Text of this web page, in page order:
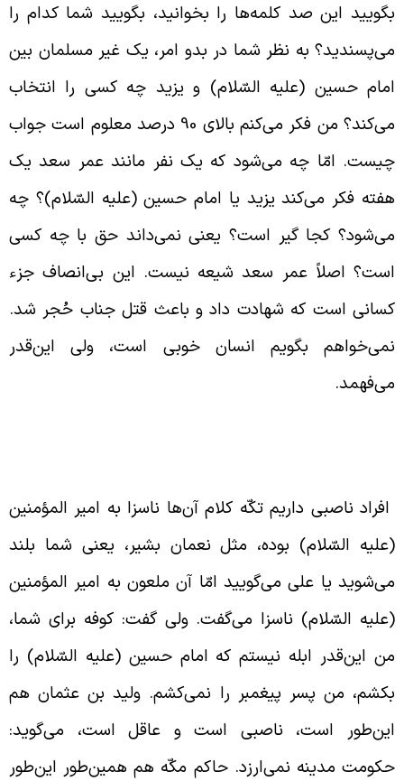
این صد کلمه‌ها را بخوانید، بگویید شما کدام را
به نظر شما در بدو امر، یک غیر مسلمان بین
حسین (علیه السّلام) و یزید چه کسی را انتخاب
می‌کند؟ من فکر می‌کنم بالای 90 درصد معلوم است جواب
امّا چه می‌شود که یک نفر مانند عمر سعد یک
فکر می‌کند یزید یا امام حسین (علیه السّلام)؟ چه
کجا گیر است؟ یعنی نمی‌داند حق با چه کسی
اصلاً عمر سعد شیعه نیست. این بی‌انصاف جزء
است که شهادت داد و باعث قتل جناب حُجر شد.
بگویم انسان خوبی است، ولی این‌قدر
ناصبی داریم تکّه کلام آن‌ها ناسزا به امیر المؤمنین
السّلام) بوده، مثل نعمان بشیر، یعنی شما بلند
یا علی می‌گویید امّا آن ملعون به امیر المؤمنین
السّلام) ناسزا می‌گفت. ولی گفت: کوفه برای شما،
این‌قدر ابله نیستم که امام حسین (علیه السّلام) را
من پسر پیغمبر را نمی‌کشم. ولید بن عثمان هم
است، ناصبی است و عاقل است، می‌گوید:
مدینه نمی‌ارزد. حاکم مکّه هم همین‌طور این‌طور